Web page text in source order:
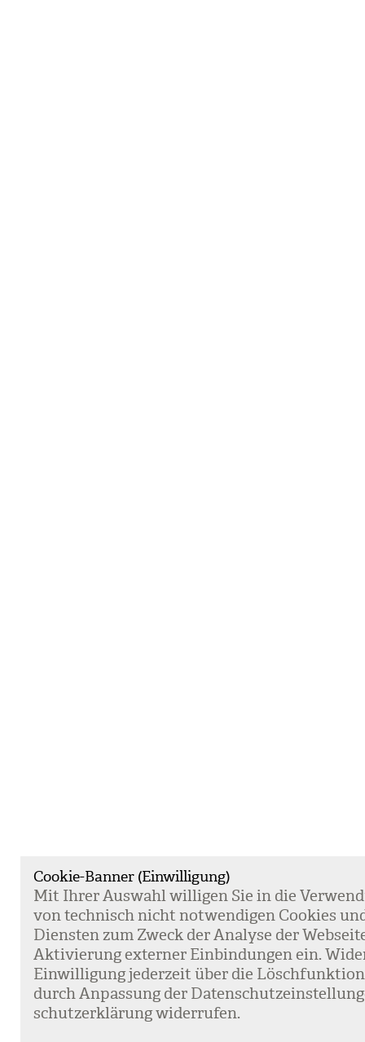
Cookie-Banner (Einwilligung)
Mit Ihrer Aus­wahl wil­li­gen Sie in die
von tech­nisch nicht not­wen­di­gen Coo­kies
Diens­ten zum Zweck der Ana­lyse der
Akti­vie­rung exter­ner Ein­bin­dun­gen ein.
Ein­wil­li­gung jeder­zeit über die
durch Anpas­sung der
schutz­er­klä­rung wider­ru­fen.